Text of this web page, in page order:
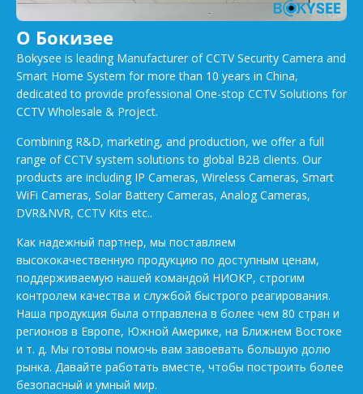
О Бокизее
Bokysee is leading Manufacturer of CCTV Security Camera and
Smart Home System for more than 10 years in China,
dedicated to provide professional One-stop CCTV Solutions for
CCTV Wholesale & Project.
Combining R&D, marketing, and production, we offer a full
range of CCTV system solutions to global B2B clients. Our
products are including IP Cameras, Wireless Cameras, Smart
WiFi Cameras, Solar Battery Cameras, Analog Cameras,
DVR&NVR, CCTV Kits etc..
Как надежный партнер, мы поставляем
высококачественную продукцию по доступным ценам,
поддерживаемую нашей командой НИОКР, строгим
контролем качества и службой быстрого реагирования.
Наша продукция была отправлена в более чем 80 стран и
регионов в Европе, Южной Америке, на Ближнем Востоке
и т. д. Мы готовы помочь вам завоевать большую долю
рынка. Давайте работать вместе, чтобы построить более
безопасный и умный мир.